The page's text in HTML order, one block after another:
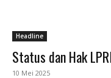
Headline
Status dan Hak
10 Mei 2025